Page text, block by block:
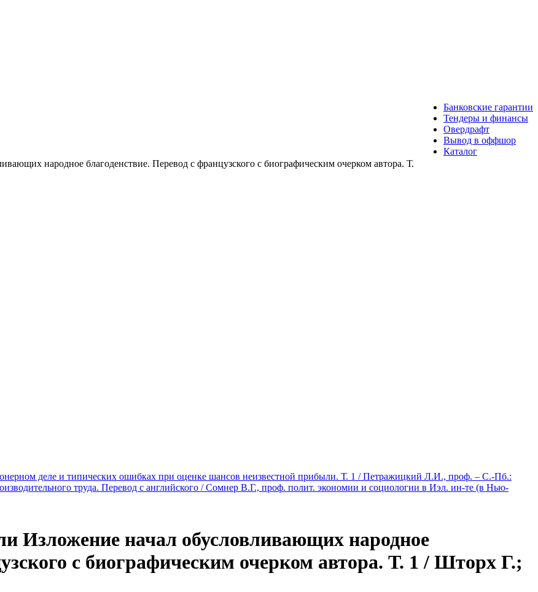
Банковские гарантии
Тендеры и финансы
Овердрафт
Вывод в оффшор
Каталог
народное благоденствие. Перевод с французского с биографическим очерком автора. Т.
деле и типических ошибках при оценке шансов неизвестной прибыли. Т. 1 / Петражицкий Л.И., проф. – С.-Пб.:
труда. Перевод с английского / Сомнер В.Г., проф. полит. экономии и социологии в Иэл. ин-те (в Нью-
Изложение начал обусловливающих народное
с биографическим очерком автора. Т. 1 / Шторх Г.;